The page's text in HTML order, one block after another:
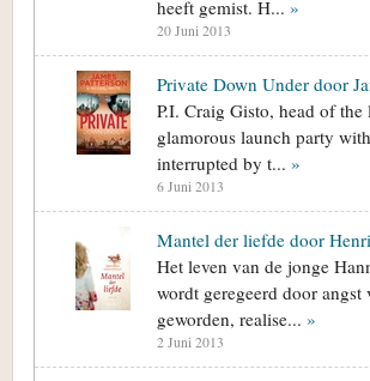
heeft gemist. H... »
20 Juni 2013
Private Down Under door
P.I. Craig Gisto, head of
glamorous launch party
interrupted by t... »
6 Juni 2013
Mantel der liefde door
Het leven van de jonge
wordt geregeerd door
geworden, realise... »
2 Juni 2013